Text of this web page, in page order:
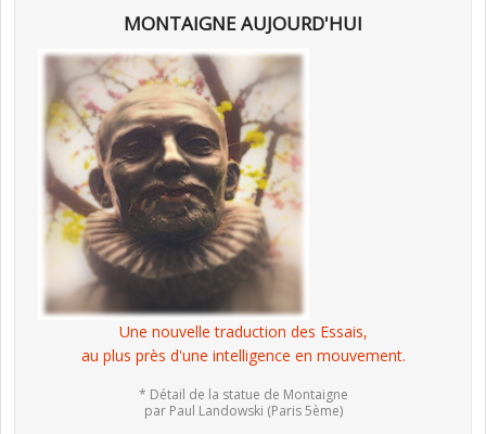
MONTAIGNE AUJOURD'HUI
Une nouvelle traduction des Essais,
au plus près d'une intelligence en mouvement.
* Détail de la statue de Montaigne
par Paul Landowski (Paris 5ème)